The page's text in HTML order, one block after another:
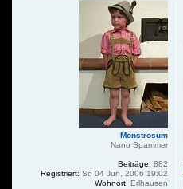
Monstrosum
Nano Spammer
Beiträge: 882
Registriert: So 04 Jun, 2006 19:02
Wohnort: Erlhausen